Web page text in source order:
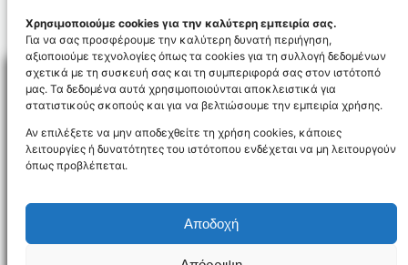
Χρησιμοποιούμε cookies για την καλύτερη εμπειρία σας.
Για να σας προσφέρουμε την καλύτερη δυνατή περιήγηση,
αξιοποιούμε τεχνολογίες όπως τα cookies για τη συλλογή δεδομένων
σχετικά με τη συσκευή σας και τη συμπεριφορά σας στον ιστότοπό
μας. Τα δεδομένα αυτά χρησιμοποιούνται αποκλειστικά για
στατιστικούς σκοπούς και για να βελτιώσουμε την εμπειρία χρήσης.
Αν επιλέξετε να μην αποδεχθείτε τη χρήση cookies, κάποιες
λειτουργίες ή δυνατότητες του ιστότοπου ενδέχεται να μη λειτουργούν
όπως προβλέπεται.
Αποδοχή
587.2004_id363
NEWSLETTER